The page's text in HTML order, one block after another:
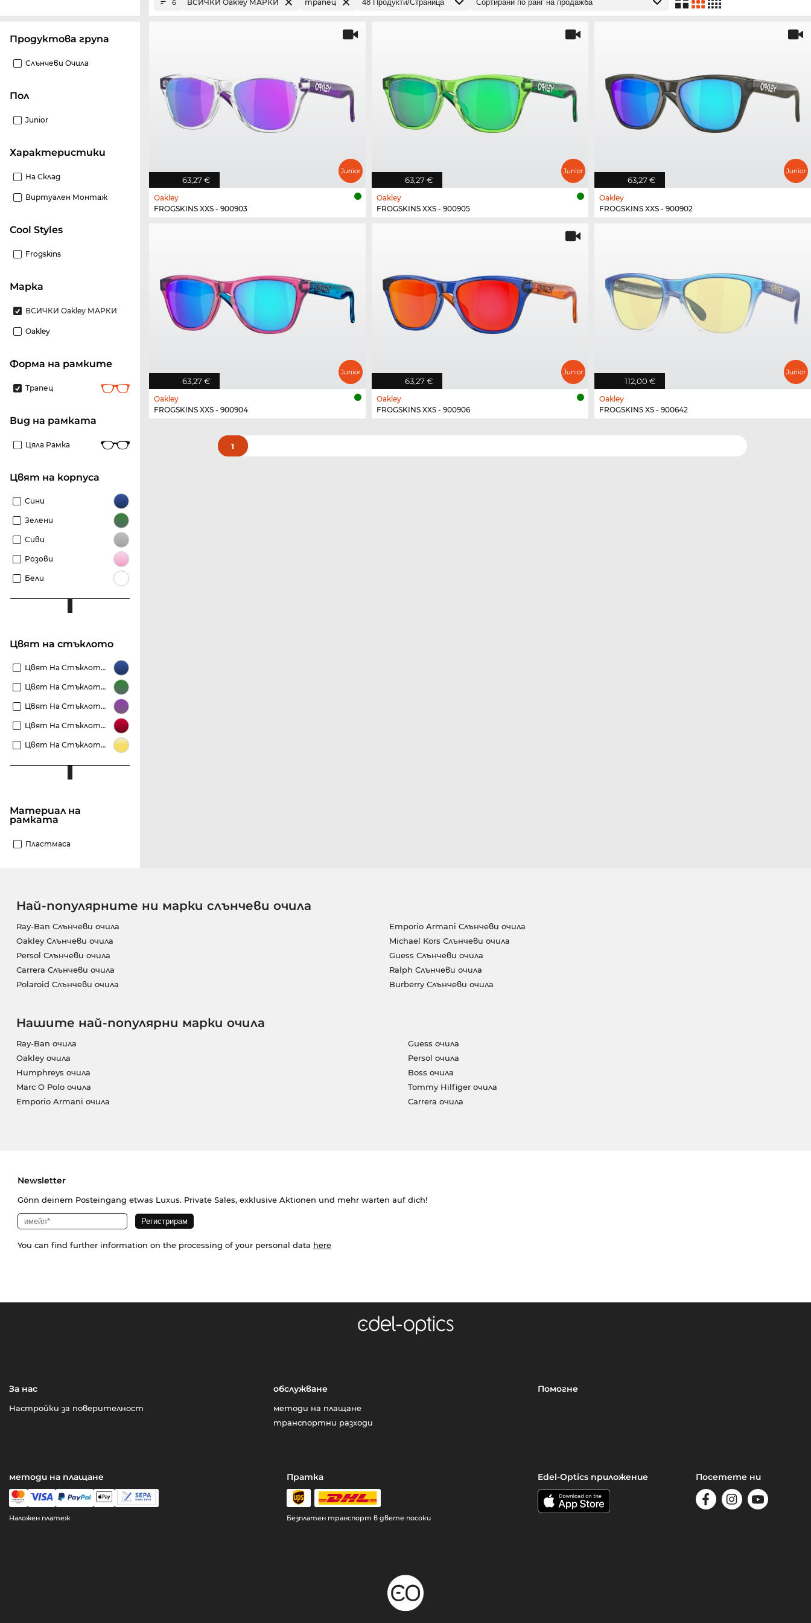
Продуктова група
Слънчеви Очила
Пол
Junior
Характеристики
На Склад
Виртуален Монтаж
Cool Styles
Frogskins
Марка
ВСИЧКИ Oakley МАРКИ
Oakley
Форма на рамките
Трапец
Вид на рамката
Цяла Рамка
Цвят на корпуса
Сини
Зелени
Сиви
Розови
Бели
Цвят на стъклото
Цвят На Стъклото Сини
Цвят На Стъклото Зелени
Цвят На Стъклото Пурпурни
Цвят На Стъклото Червени
Цвят На Стъклото Жълти
материал на
рамката
Пластмаса
6 ВСИЧКИ Oakley МАРКИ трапец
63,27 €
Oakley
FROGSKINS XXS - 900903
63,27 €
Oakley
FROGSKINS XXS - 900905
63,27 €
Oakley
FROGSKINS XXS - 900902
63,27 €
Oakley
FROGSKINS XXS - 900904
63,27 €
Oakley
FROGSKINS XXS - 900906
112,00 €
Oakley
FROGSKINS XS - 900642
1
Най-популярните ни марки слънчеви очила
Ray-Ban Слънчеви очила
Oakley Слънчеви очила
Persol Слънчеви очила
Carrera Слънчеви очила
Polaroid Слънчеви очила
Emporio Armani Слънчеви очила
Michael Kors Слънчеви очила
Guess Слънчеви очила
Ralph Слънчеви очила
Burberry Слънчеви очила
Нашите най-популярни марки очила
Ray-Ban очила
Oakley очила
Humphreys очила
Marc O Polo очила
Emporio Armani очила
Guess очила
Persol очила
Boss очила
Tommy Hilfiger очила
Carrera очила
Newsletter
Gönn deinem Posteingang etwas Luxus. Private Sales, exklusive Aktionen und mehr warten auf dich!
You can find further information on the processing of your personal data here
За нас
Настройки за поверителност
обслужване
методи на плащане
транспортни разходи
Помогне
методи на плащане
Наложен платеж
Пратка
Безплатен транспорт в двете посоки
Edel-Optics приложение Посетете ни